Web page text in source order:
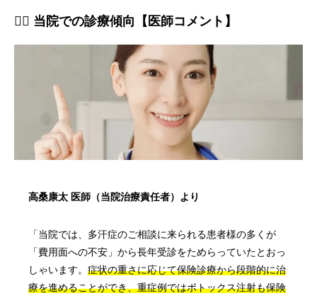
👨‍⚕️ 当院での診療傾向【医師コメント】
高桑康太 医師（当院治療責任者）より
「当院では、多汗症のご相談に来られる患者様の多くが
「費用面への不安」から長年受診をためらっていたとおっ
しゃいます。 症状の重さに応じて保険診療から段階的に治
療を進めることができ、重症例ではボトックス注射も保険